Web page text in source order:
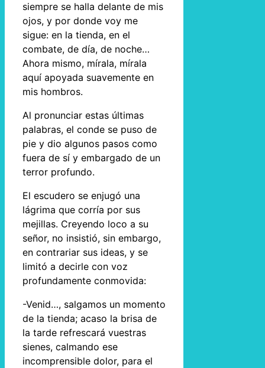
siempre se halla delante de mis
ojos, y por donde voy me
sigue: en la tienda, en el
combate, de día, de noche…
Ahora mismo, mírala, mírala
aquí apoyada suavemente en
mis hombros.
Al pronunciar estas últimas
palabras, el conde se puso de
pie y dio algunos pasos como
fuera de sí y embargado de un
terror profundo.
El escudero se enjugó una
lágrima que corría por sus
mejillas. Creyendo loco a su
señor, no insistió, sin embargo,
en contrariar sus ideas, y se
limitó a decirle con voz
profundamente conmovida:
-Venid…, salgamos un momento
de la tienda; acaso la brisa de
la tarde refrescará vuestras
sienes, calmando ese
incomprensible dolor, para el